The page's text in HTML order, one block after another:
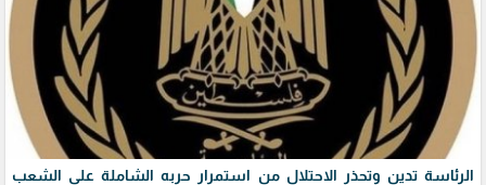
الرئاسة تدين وتحذر الاحتلال من استمرار حربه الشاملة على الشعب